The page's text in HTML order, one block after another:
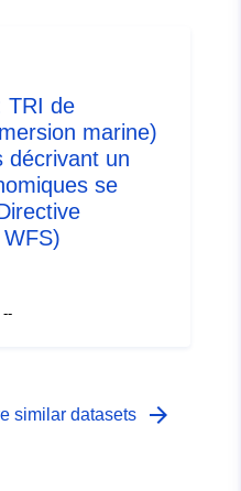
TRI de
marine)
décrivant un
se
--
similar datasets arrow_forward